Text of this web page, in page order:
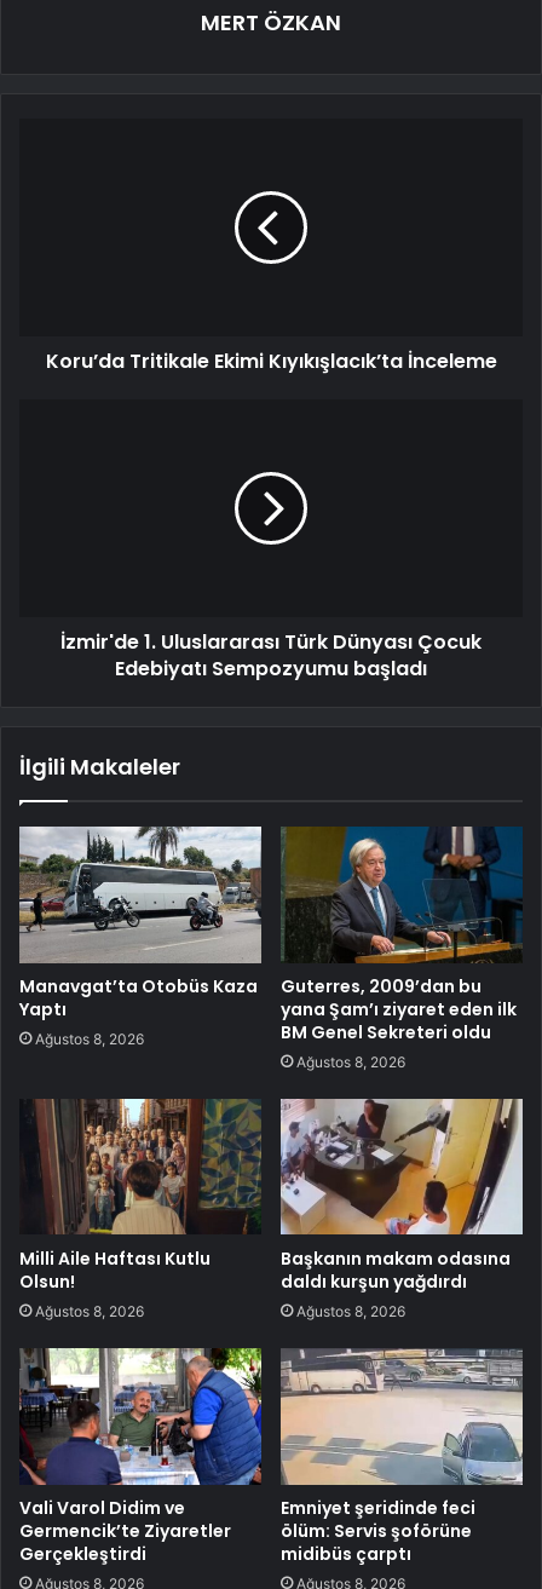
MERT ÖZKAN
Koru’da Tritikale Ekimi Kıyıkışlacık’ta İnceleme
İzmir'de 1. Uluslararası Türk Dünyası Çocuk
Edebiyatı Sempozyumu başladı
İlgili Makaleler
Manavgat’ta Otobüs Kaza
Yaptı
Ağustos 8, 2026
Guterres, 2009’dan bu
yana Şam’ı ziyaret eden ilk
BM Genel Sekreteri oldu
Ağustos 8, 2026
Milli Aile Haftası Kutlu
Olsun!
Ağustos 8, 2026
Başkanın makam odasına
daldı kurşun yağdırdı
Ağustos 8, 2026
Vali Varol Didim ve
Germencik’te Ziyaretler
Gerçekleştirdi
Ağustos 8, 2026
Emniyet şeridinde feci
ölüm: Servis şoförüne
midibüs çarptı
Ağustos 8, 2026